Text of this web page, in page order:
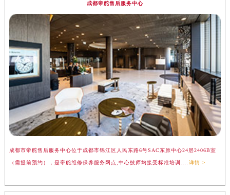
成都帝舵售后服务中心
成都市帝舵售后服务中心位于成都市锦江区人民东路6号SAC东原中心24层2406B室
（需提前预约），是帝舵维修保养服务网点,中心技师均接受标准培训.... 详情 >